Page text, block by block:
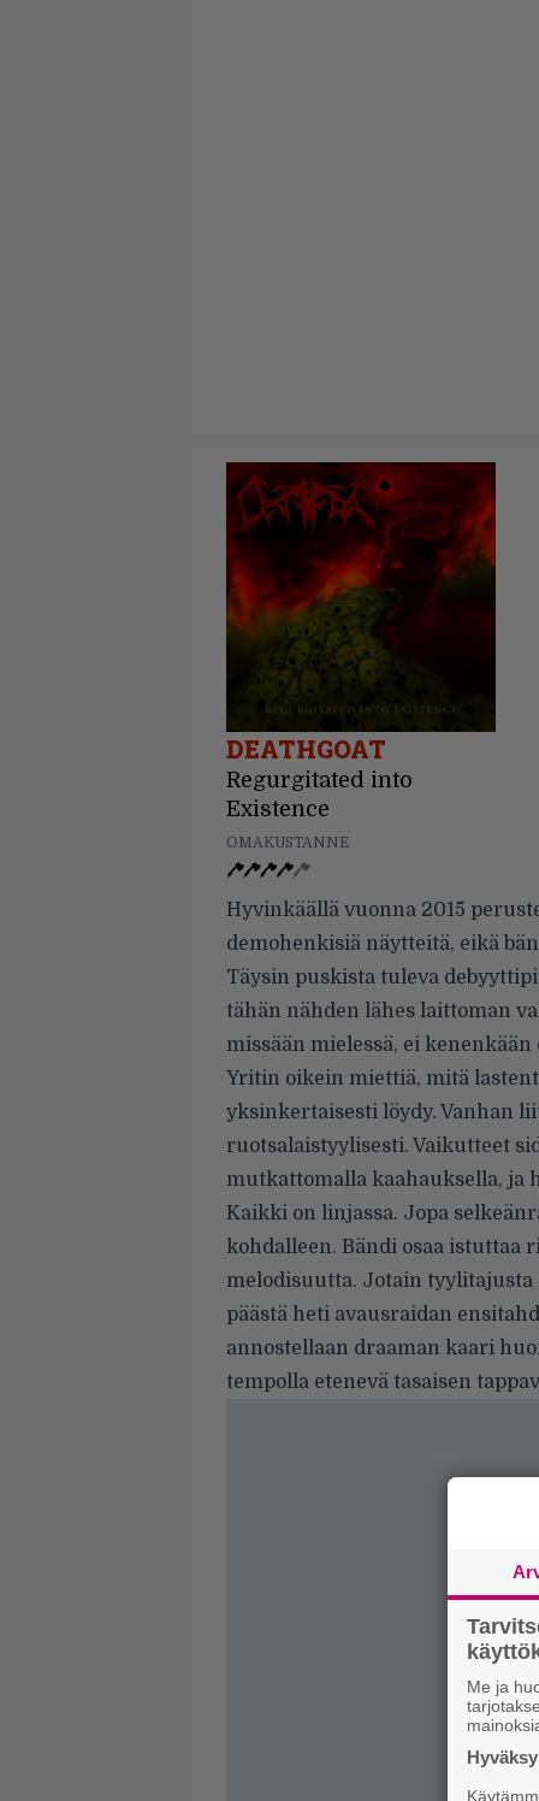
DEATHGOAT
Regurgitated into
Existence
OMAKUSTANNE
Hyvinkäällä vuonna 2015
demohenkisiä näytteitä, eikä
Täysin puskista tuleva
tähän nähden lähes laittoman
missään mielessä, ei kenenkään
Yritin oikein miettiä, mitä
yksinkertaisesti löydy. Vanhan
ruotsalaistyylisesti. Vaikutteet
mutkattomalla kaahauksella, ja
Kaikki on linjassa. Jopa
kohdalleen. Bändi osaa istuttaa
melodisuutta. Jotain tyylitajusta
päästä heti avausraidan
annostellaan draaman kaari
tempolla etenevä tasaisen
Me ja